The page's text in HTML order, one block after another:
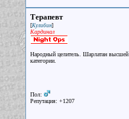
Терапевт
[Кулибин]
Кардинал
Народный целитель. Шарлатан высшей
категории.
Пол:
Репутация: +1207